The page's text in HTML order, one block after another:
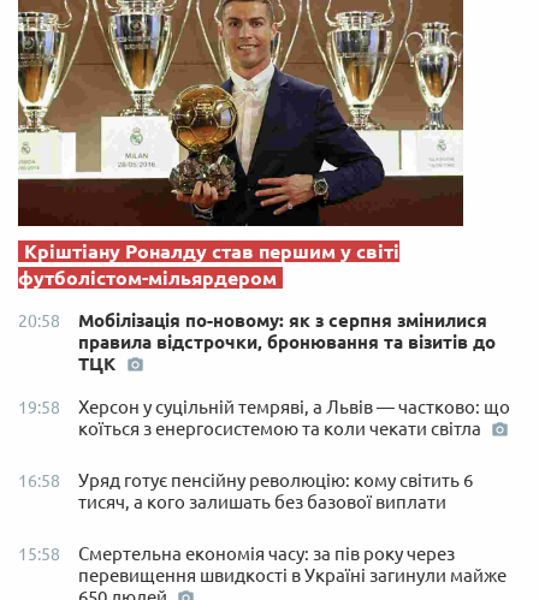
Кріштіану Роналду став першим у світі
футболістом-мільярдером
20:58
Мобілізація по-новому: як з серпня змінилися
правила відстрочки, бронювання та візитів до
ТЦК
19:58
Херсон у суцільній темряві, а Львів — частково: що
коїться з енергосистемою та коли чекати світла
16:58
Уряд готує пенсійну революцію: кому світить 6
тисяч, а кого залишать без базової виплати
15:58
Смертельна економія часу: за пів року через
перевищення швидкості в Україні загинули майже